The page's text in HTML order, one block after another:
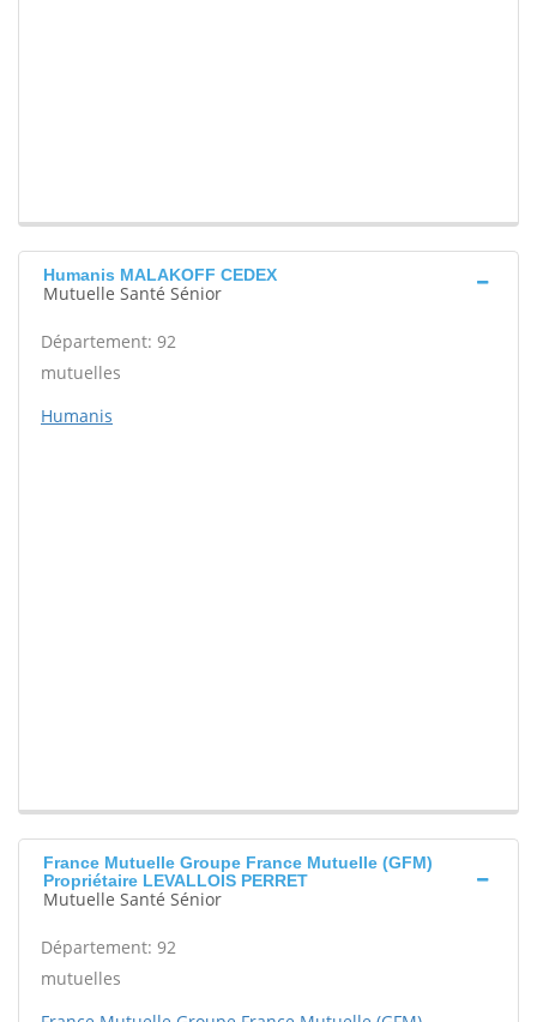
Humanis MALAKOFF CEDEX
Mutuelle Santé Sénior
Département: 92
mutuelles
Humanis
France Mutuelle Groupe France Mutuelle (GFM)
Propriétaire LEVALLOIS PERRET
Mutuelle Santé Sénior
Département: 92
mutuelles